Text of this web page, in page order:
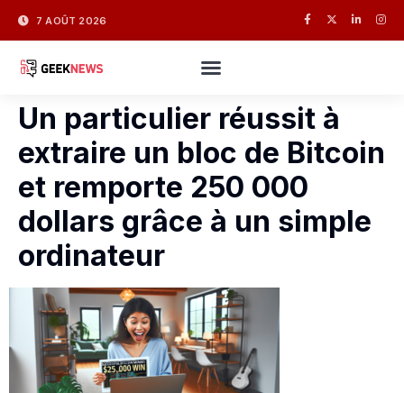
7 AOÛT 2026
Un particulier réussit à
extraire un bloc de Bitcoin
et remporte 250 000
dollars grâce à un simple
ordinateur